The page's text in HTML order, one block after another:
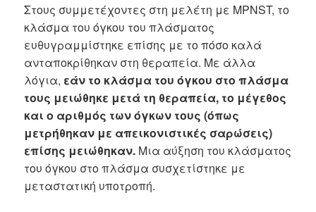
Στους συμμετέχοντες στη μελέτη με MPNST, το
κλάσμα του όγκου του πλάσματος
ευθυγραμμίστηκε επίσης με το πόσο καλά
ανταποκρίθηκαν στη θεραπεία. Με άλλα
λόγια, εάν το κλάσμα του όγκου στο πλάσμα
τους μειώθηκε μετά τη θεραπεία, το μέγεθος
και ο αριθμός των όγκων τους (όπως
μετρήθηκαν με απεικονιστικές σαρώσεις)
επίσης μειώθηκαν. Μια αύξηση του κλάσματος
του όγκου στο πλάσμα συσχετίστηκε με
μεταστατική υποτροπή.